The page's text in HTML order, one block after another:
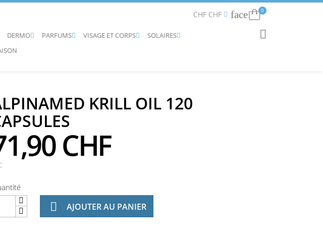
CHF CHF  faceConnexion
0

DERMO 
PARFUMS 
VISAGE ET CORPS 
SOLAIRES RECHERCHER

KRILL OIL 120
CHF
 AJOUTER AU PANIER